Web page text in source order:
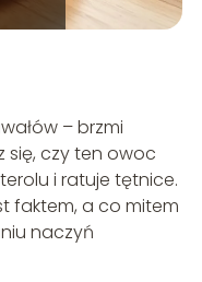
– brzmi
się, czy ten owoc
i ratuje tętnice.
faktem, a co mitem
naczyń